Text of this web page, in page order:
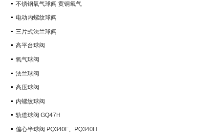
不锈钢氧气球阀 黄铜氧气
电动内螺纹球阀
三片式法兰球阀
高平台球阀
氧气球阀
法兰球阀
高压球阀
内螺纹球阀
轨道球阀 GQ47H
偏心半球阀 PQ340F、PQ340H